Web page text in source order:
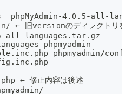
icons  phpMyAdmin-4.0.5-
← 旧versionのディレクトリ
all-languages.tar.gz
phpmyadmin
phpmyadmin/
← 修正内容は後述